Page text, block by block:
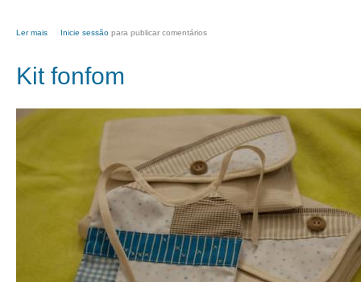
Ler mais acerca de Menina Bailarina
Inicie sessão para publicar comentários
Kit fonfom